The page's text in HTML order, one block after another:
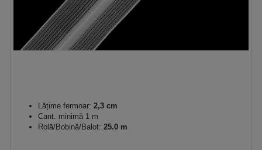
Lățime fermoar: 2,3 cm
Cant. minimă 1 m
Rolă/Bobină/Balot: 25.0 m